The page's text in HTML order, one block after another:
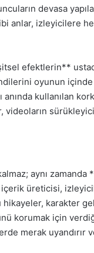
devasa
anlar, izleyicilere
efektlerin**
oyunun
kullanılan
videoların
aynı zamanda
içerik üreticisi,
karakter
korumak için
merak uyandırır